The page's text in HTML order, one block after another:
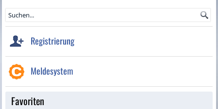
Registrierung
Meldesystem
Favoriten